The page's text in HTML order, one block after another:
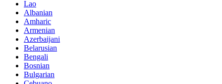
Lao
Albanian
Amharic
Armenian
Azerbaijani
Belarusian
Bengali
Bosnian
Bulgarian